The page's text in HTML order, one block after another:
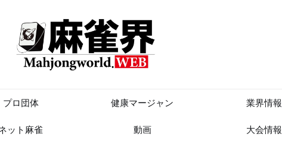
プロ団体 健康マージャン 業界情報
ット麻雀 動画 大会情報